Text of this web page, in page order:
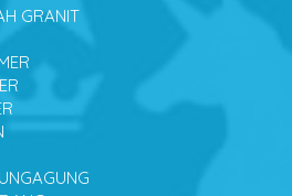
GRANIT